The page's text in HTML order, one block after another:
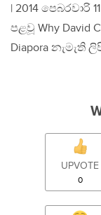
| 2014 පෙබරවාරි
පළවූ Why David
Diapora නැමැති
UPVOTE
0